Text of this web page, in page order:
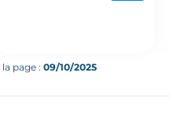
fonctionnelle via HTML,
page : 09/10/2025